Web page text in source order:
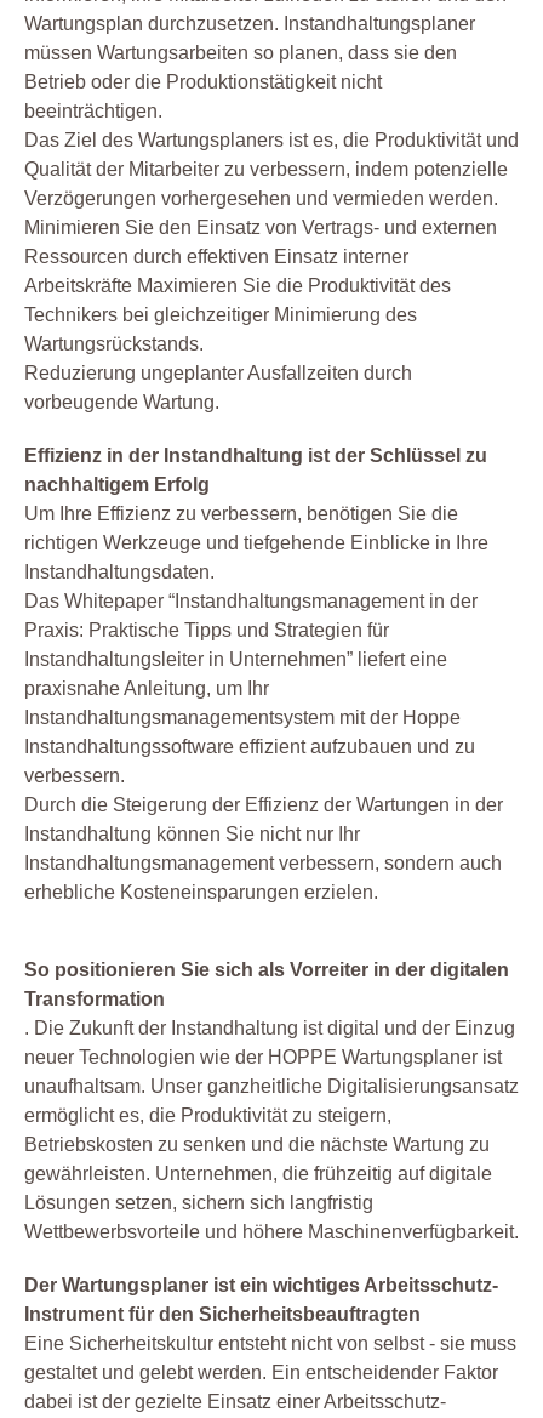
Wartungsplan durchzusetzen. Instandhaltungsplaner
müssen Wartungsarbeiten so planen, dass sie den
Betrieb oder die Produktionstätigkeit nicht
beeinträchtigen.
Das Ziel des Wartungsplaners ist es, die Produktivität und
Qualität der Mitarbeiter zu verbessern, indem potenzielle
Verzögerungen vorhergesehen und vermieden werden.
Minimieren Sie den Einsatz von Vertrags- und externen
Ressourcen durch effektiven Einsatz interner
Arbeitskräfte Maximieren Sie die Produktivität des
Technikers bei gleichzeitiger Minimierung des
Wartungsrückstands.
Reduzierung ungeplanter Ausfallzeiten durch
vorbeugende Wartung.
Effizienz in der Instandhaltung ist der Schlüssel zu
nachhaltigem Erfolg
Um Ihre Effizienz zu verbessern, benötigen Sie die
richtigen Werkzeuge und tiefgehende Einblicke in Ihre
Instandhaltungsdaten.
Das Whitepaper “Instandhaltungsmanagement in der
Praxis: Praktische Tipps und Strategien für
Instandhaltungsleiter in Unternehmen” liefert eine
praxisnahe Anleitung, um Ihr
Instandhaltungsmanagementsystem mit der Hoppe
Instandhaltungssoftware effizient aufzubauen und zu
verbessern.
Durch die Steigerung der Effizienz der Wartungen in der
Instandhaltung können Sie nicht nur Ihr
Instandhaltungsmanagement verbessern, sondern auch
erhebliche Kosteneinsparungen erzielen.
So positionieren Sie sich als Vorreiter in der digitalen
Transformation
. Die Zukunft der Instandhaltung ist digital und der Einzug
neuer Technologien wie der HOPPE Wartungsplaner ist
unaufhaltsam. Unser ganzheitliche Digitalisierungsansatz
ermöglicht es, die Produktivität zu steigern,
Betriebskosten zu senken und die nächste Wartung zu
gewährleisten. Unternehmen, die frühzeitig auf digitale
Lösungen setzen, sichern sich langfristig
Wettbewerbsvorteile und höhere Maschinenverfügbarkeit.
Der Wartungsplaner ist ein wichtiges Arbeitsschutz-
Instrument für den Sicherheitsbeauftragten
Eine Sicherheitskultur entsteht nicht von selbst - sie muss
gestaltet und gelebt werden. Ein entscheidender Faktor
dabei ist der gezielte Einsatz einer Arbeitsschutz-